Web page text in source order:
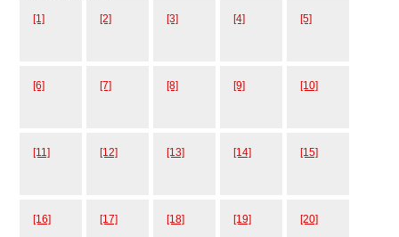
[1] [2] [3] [4] [5]
[6] [7] [8] [9] [10]
[11] [12] [13] [14] [15]
[16] [17] [18] [19] [20]